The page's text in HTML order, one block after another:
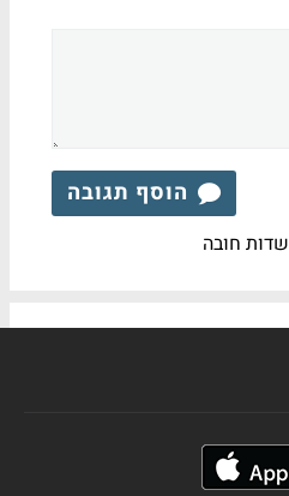
הוסף תגובה
חובה